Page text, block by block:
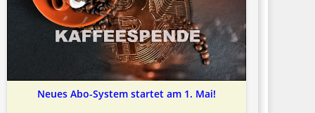
Neues Abo-System startet am 1. Mai!